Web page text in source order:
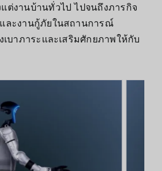
ต่งานบ้านทั่วไป ไปจนถึงภารกิจ
ละงานกู้ภัยในสถานการณ์
บาภาระและเสริมศักยภาพให้กับ